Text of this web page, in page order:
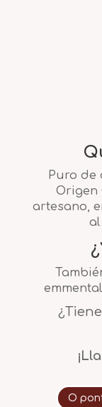
Puro de
Origen
artesano,
O